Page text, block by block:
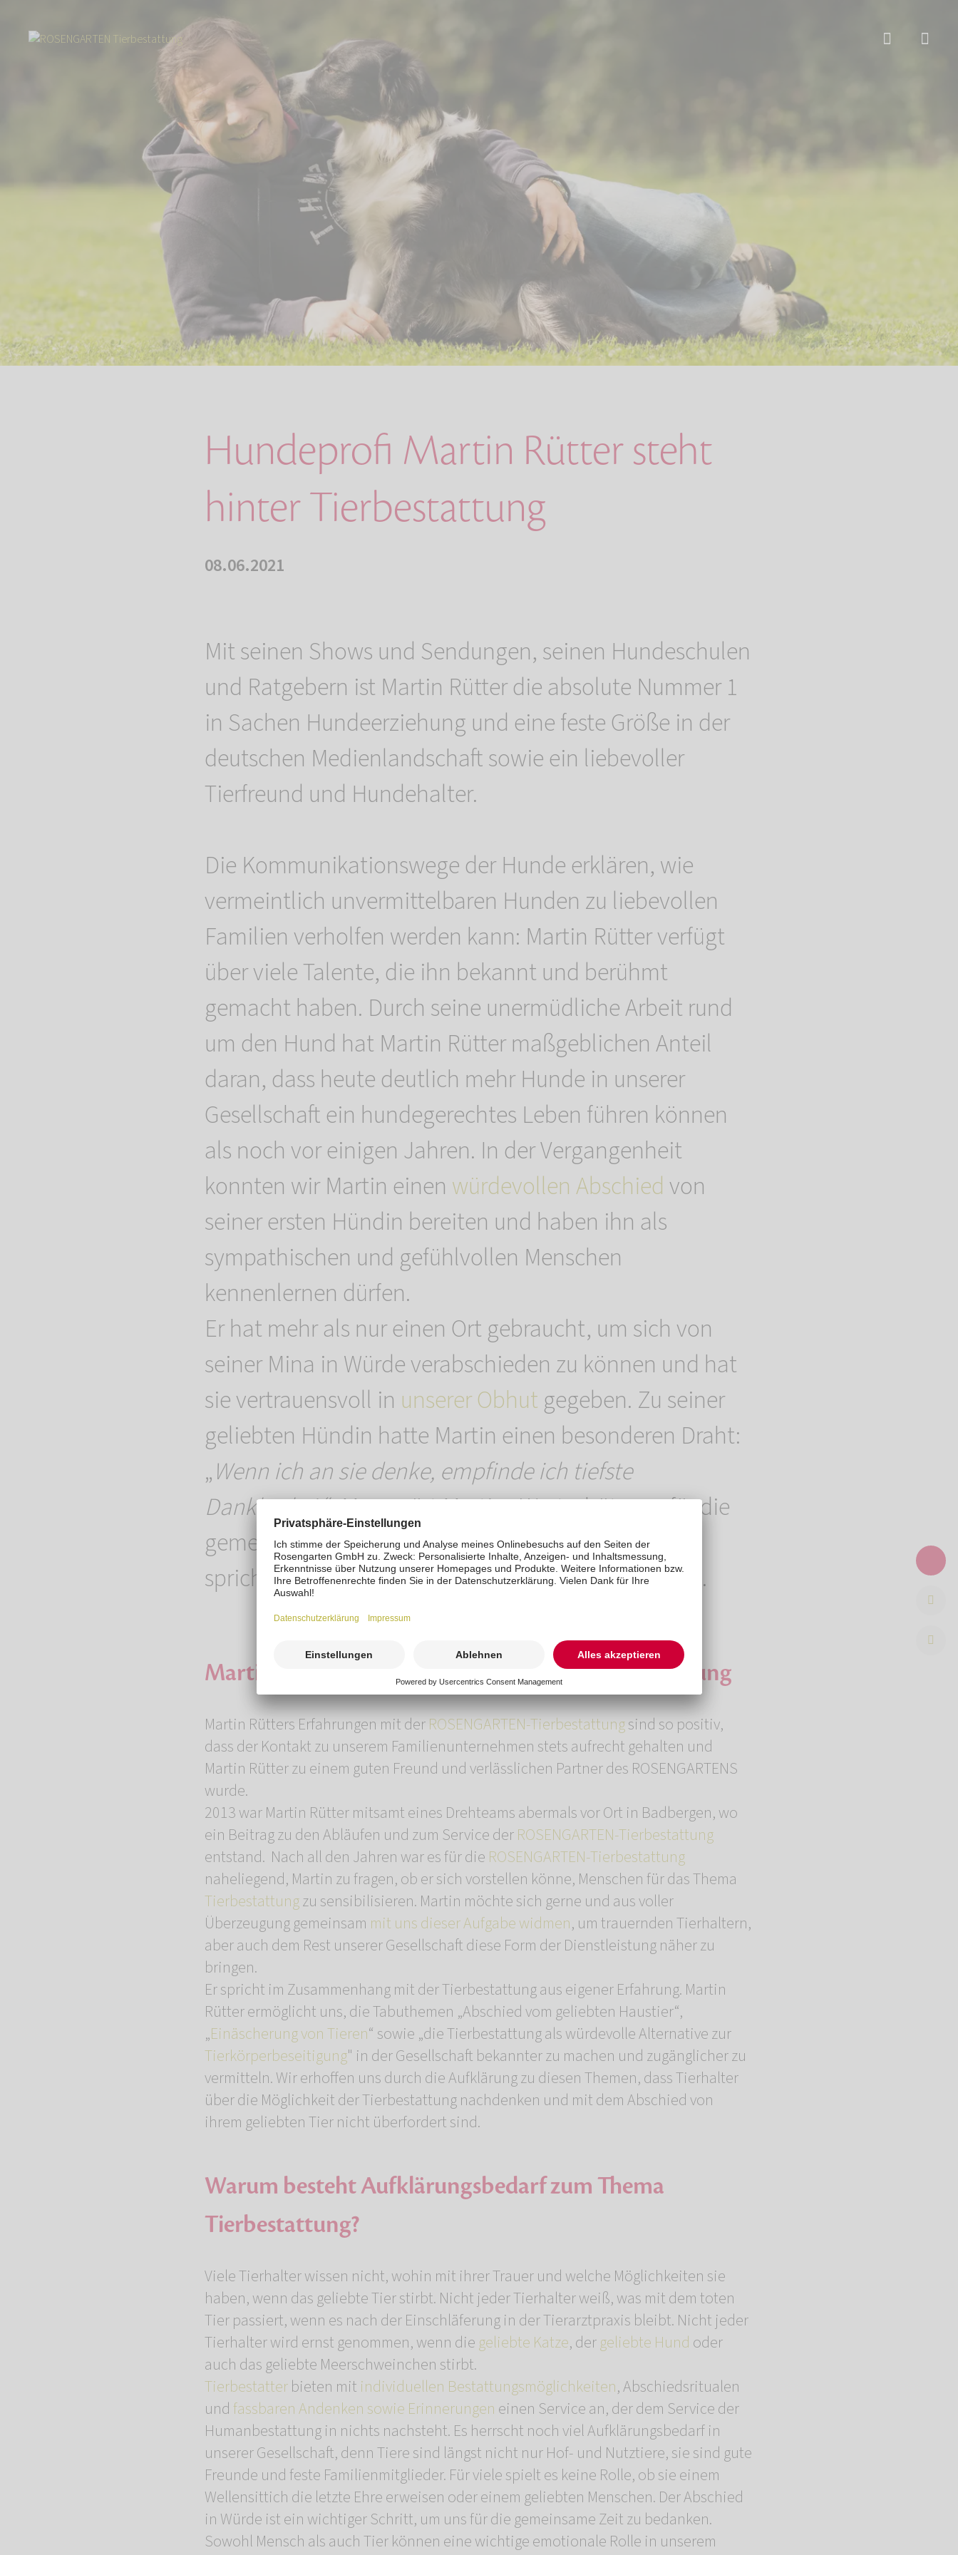
Hundeprofi Martin Rütter steht hinter Tierbestattung
Hundeprofi Martin Rütter steht
hinter Tierbestattung
08.06.2021
Mit seinen Shows und Sendungen, seinen Hundeschulen
und Ratgebern ist Martin Rütter die absolute Nummer 1
in Sachen Hundeerziehung und eine feste Größe in der
deutschen Medienlandschaft sowie ein liebevoller
Tierfreund und Hundehalter.
Die Kommunikationswege der Hunde erklären, wie
vermeintlich unvermittelbaren Hunden zu liebevollen
Familien verholfen werden kann: Martin Rütter verfügt
über viele Talente, die ihn bekannt und berühmt
gemacht haben. Durch seine unermüdliche Arbeit rund
um den Hund hat Martin Rütter maßgeblichen Anteil
daran, dass heute deutlich mehr Hunde in unserer
Gesellschaft ein hundegerechtes Leben führen können
als noch vor einigen Jahren. In der Vergangenheit
konnten wir Martin einen würdevollen Abschied von
seiner ersten Hündin bereiten und haben ihn als
sympathischen und gefühlvollen Menschen
kennenlernen dürfen.
Er hat mehr als nur einen Ort gebraucht, um sich von
seiner Mina in Würde verabschieden zu können und hat
sie vertrauensvoll in unserer Obhut gegeben. Zu seiner
geliebten Hündin hatte Martin einen besonderen Draht:
„Wenn ich an sie denke, empfinde ich tiefste
Dankbarkeit“. Man spürt Martins Wertschätzung für die
gemeinsame Zeit mit seiner Mina. Martin fühlt und
spricht, was dieROSENGARTEN-Tierbestattunglebt.
Martin Rütter und die ROSENGARTEN-Tierbestattung
Martin Rütters Erfahrungen mit derROSENGARTEN-Tierbestattungsind so positiv,
dass der Kontakt zu unserem Familienunternehmen stets aufrecht gehalten und
Martin Rütter zu einem guten Freund und verlässlichen Partner des ROSENGARTENS
wurde.
2013 war Martin Rütter mitsamt eines Drehteams abermals vor Ort in Badbergen, wo
ein Beitrag zu den Abläufen und zum Service derROSENGARTEN-Tierbestattung
entstand. Nach all den Jahren war es für die ROSENGARTEN-Tierbestattung
naheliegend, Martin zu fragen, ob er sich vorstellen könne, Menschen für das Thema
Tierbestattungzu sensibilisieren. Martin möchte sich gerne und aus voller
Überzeugung gemeinsam mit uns dieser Aufgabe widmen, um trauernden Tierhaltern,
aber auch dem Rest unserer Gesellschaft diese Form der Dienstleistung näher zu
bringen.
Er spricht im Zusammenhang mit der Tierbestattung aus eigener Erfahrung. Martin
Rütter ermöglicht uns, die Tabuthemen „Abschied vom geliebten Haustier“,
„Einäscherung von Tieren“ sowie „die Tierbestattung als würdevolle Alternative zur
Tierkörperbeseitigung" in der Gesellschaft bekannter zu machen und zugänglicher zu
vermitteln. Wir erhoffen uns durch die Aufklärung zu diesen Themen, dass Tierhalter
über die Möglichkeit der Tierbestattung nachdenken und mit dem Abschied von
ihrem geliebten Tier nicht überfordert sind.
Warum besteht Aufklärungsbedarf zum Thema
Tierbestattung?
Viele Tierhalter wissen nicht, wohin mit ihrer Trauer und welche Möglichkeiten sie
haben, wenn das geliebte Tier stirbt. Nicht jeder Tierhalter weiß, was mit dem toten
Tier passiert, wenn es nach der Einschläferung in der Tierarztpraxis bleibt. Nicht jeder
Tierhalter wird ernst genommen, wenn diegeliebte Katze, dergeliebte Hund oder
auch das geliebte Meerschweinchen stirbt.
Tierbestatterbieten mit individuellen Bestattungsmöglichkeiten, Abschiedsritualen
und fassbaren Andenken sowie Erinnerungen einen Service an, der dem Service der
Humanbestattung in nichts nachsteht. Es herrscht noch viel Aufklärungsbedarf in
unserer Gesellschaft, denn Tiere sind längst nicht nur Hof- und Nutztiere, sie sind gute
Freunde und feste Familienmitglieder. Für viele spielt es keine Rolle, ob sie einem
Wellensittich die letzte Ehre erweisen oder einem geliebten Menschen. Der Abschied
in Würde ist ein wichtiger Schritt, um uns für die gemeinsame Zeit zu bedanken.
Sowohl Mensch als auch Tier können eine wichtige emotionale Rolle in unserem